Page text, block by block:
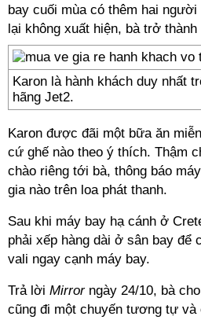
bay cuối mùa có thêm hai
lại không xuất hiện, bà trở thành
Karon là hành khách duy nhất
hãng Jet2.
Karon được đãi một bữa ăn
cứ ghế nào theo ý thích. Thậm
chào riêng tới bà, thông báo
gia nào trên loa phát thanh.
Sau khi máy bay hạ cánh ở
phải xếp hàng dài ở sân bay để
vali ngay cạnh máy bay.
Trả lời Mirrorngày 24/10, bà
cũng đi một chuyến tương tự và